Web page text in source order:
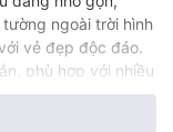
ngoài trời hình
vẻ đẹp độc đáo.
phù hợp với nhiều
trời.